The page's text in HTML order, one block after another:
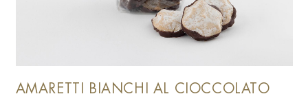
AMARETTI BIANCHI AL CIOCCOLATO